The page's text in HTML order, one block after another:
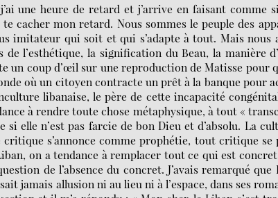
une heure de retard et j’arrive en faisant comme
cacher mon retard. Nous sommes le peuple des
imitateur qui soit et qui s’adapte à tout. Mais nous
de l’esthétique, la signification du Beau, la manière
un coup d’œil sur une reproduction de Matisse pour
où un citoyen contracte un prêt à la banque pour
libanaise, le père de cette incapacité
à rendre toute chose métaphysique, à tout «
si elle n’est pas farcie de bon Dieu et d’absolu. La
s’annonce comme prophétie, tout critique
on a tendance à remplacer tout ce qui est
de l’absence du concret. J’avais remarqué que
jamais allusion ni au lieu ni à l’espace, dans ses